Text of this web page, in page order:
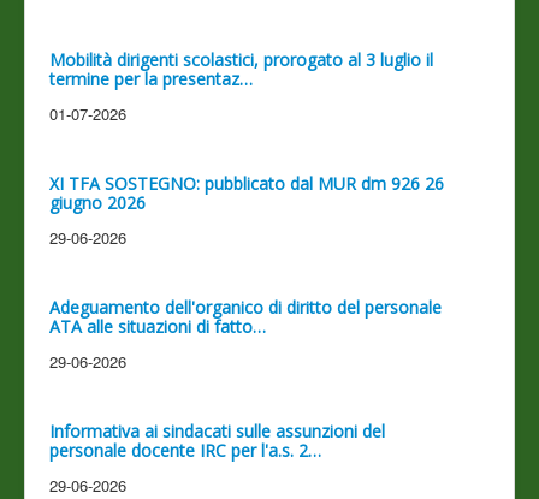
Mobilità dirigenti scolastici, prorogato al 3 luglio il
termine per la presentaz…
01-07-2026
XI TFA SOSTEGNO: pubblicato dal MUR dm 926 26
giugno 2026
29-06-2026
Adeguamento dell'organico di diritto del personale
ATA alle situazioni di fatto…
29-06-2026
Informativa ai sindacati sulle assunzioni del
personale docente IRC per l'a.s. 2…
29-06-2026